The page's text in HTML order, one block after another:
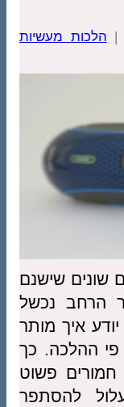
| הלכות מעשיות
שונים שישנם
הרחב נכשל
איך מותר
ההלכה. כך
חמורים פשוט
להסתפר